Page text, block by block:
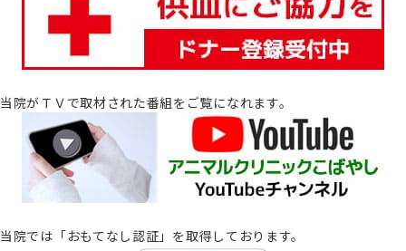
当院がＴＶで取材された番組をご覧になれます。
当院では「おもてなし認証」を取得しております。